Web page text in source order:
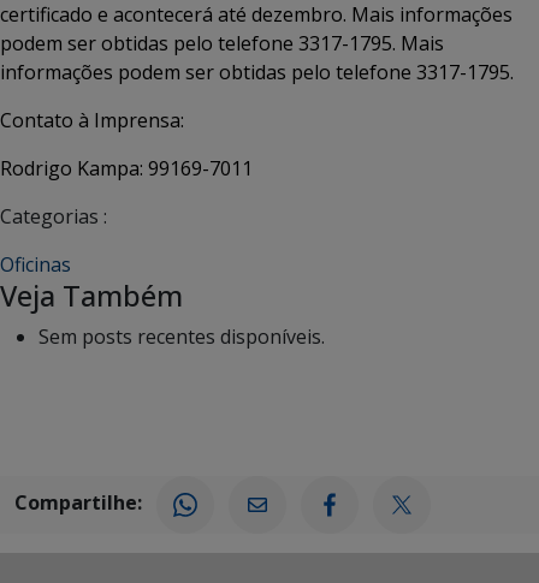
certificado e acontecerá até dezembro. Mais informações
podem ser obtidas pelo telefone 3317-1795. Mais
informações podem ser obtidas pelo telefone 3317-1795.
Contato à Imprensa:
Rodrigo Kampa: 99169-7011
Categorias :
Oficinas
Veja Também
Sem posts recentes disponíveis.
Compartilhe: